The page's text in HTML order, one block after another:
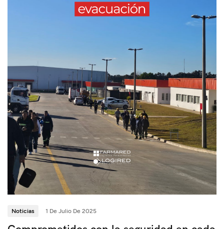
Noticias 1 De Julio De 2025